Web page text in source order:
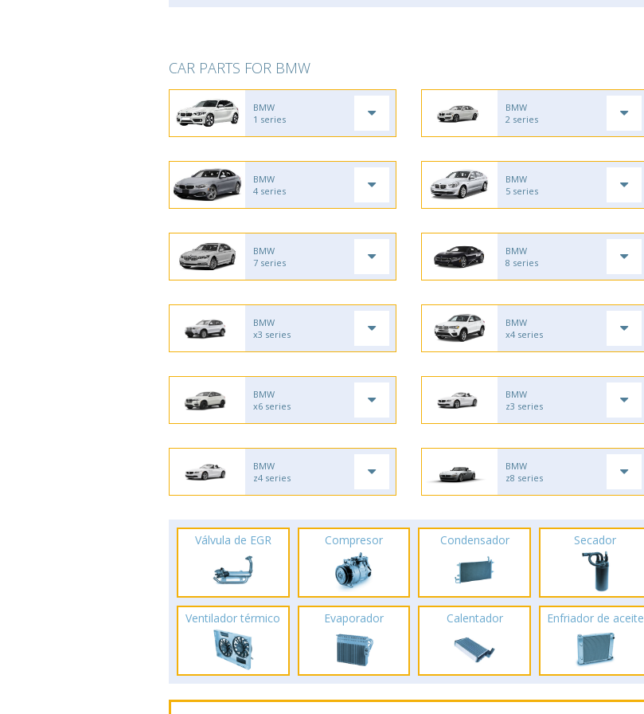
CAR PARTS FOR BMW
BMW
1 series
BMW
2 series
BMW
4 series
BMW
5 series
BMW
7 series
BMW
8 series
BMW
x3 series
BMW
x4 series
BMW
x6 series
BMW
z3 series
BMW
z4 series
BMW
z8 series
Válvula de EGR Compresor Condensador Secador
Ventilador térmico Evaporador Calentador Enfriador de aceite